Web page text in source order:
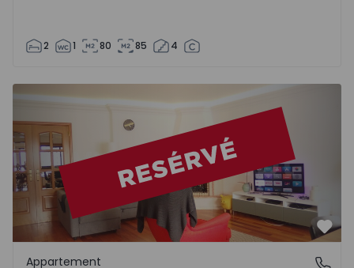
2 1 80 85 4
Appartement T3 Amadora, Alfragide - 1105103 - 1
Alfragide, Lisboa
Appartement